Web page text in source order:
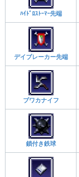
ﾊｲﾄﾞﾛｽﾄｰﾏｰ先端
デイブレーカー先端
ブワカナイフ
鎖付き鉄球